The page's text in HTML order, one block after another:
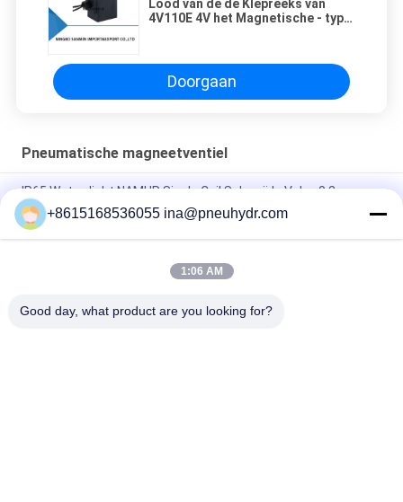
Lood van de de Klepreeks van
4V110E 4V het Magnetische - typ
Doorgaan
Pneumatische magneetventiel
IP65 Waterdicht NAMUR Single Coil Solenoïde Valve 0.2 -
1.0Mpa 60°C NBR PUR Seal
FV-L10 In-Line 5-Weg Pneumatische Magneetventiel M7
DOOS-Lood - typ van de de Kleprol DC24V gelijkstroom 29W
+8615168536055 ina@pneuhydr.com
1:06 AM
Good day, what product are you looking for?